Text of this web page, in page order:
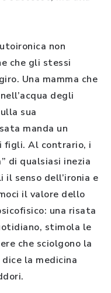
non
che gli stessi
Una mamma che
degli
sua
manda un
figli. Al contrario, i
di qualsiasi inezia
senso dell’ironia e
il valore dello
una risata
stimola le
che sciolgono la
la medicina